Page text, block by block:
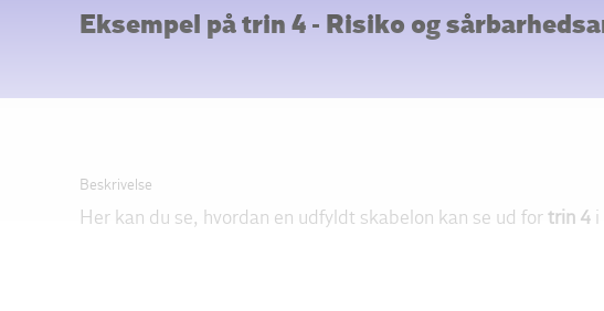
Eksempel på trin 4 - Risiko og
Beskrivelse
Her kan du se, hvordan en udfyldt skabelon kan se ud fortrin 4 i